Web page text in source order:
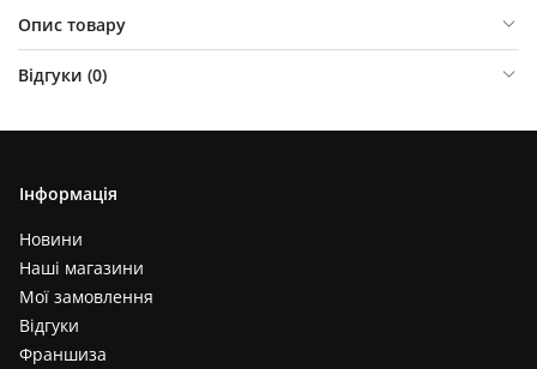
Опис товару
Відгуки (0)
Інформація
Новини
Наші магазини
Мої замовлення
Відгуки
Франшиза